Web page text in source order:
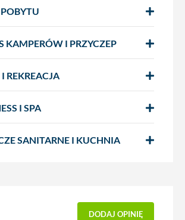
KAMPERÓW I PRZYCZEP
REKREACJA
I SPA
SANITARNE I KUCHNIA
DODAJ OPINIĘ